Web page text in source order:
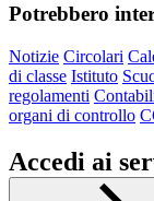
Potrebbero
Notizie Circolari
di classe Istituto
regolamenti
organi di controllo
Accedi ai